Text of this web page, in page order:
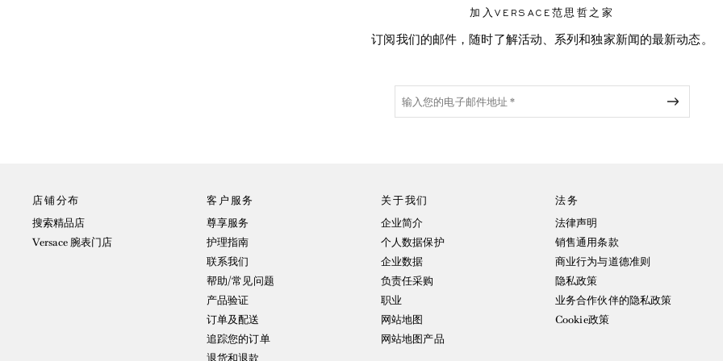
加入VERSACE范思哲之家
订阅我们的邮件，随时了解活动、系列和独家新闻的最新动态。
店铺分布
搜索精品店
Versace 腕表门店
客户服务
尊享服务
护理指南
联系我们
帮助/常见问题
产品验证
订单及配送
追踪您的订单
退货和退款
关于我们
企业简介
个人数据保护
企业数据
负责任采购
职业
网站地图
网站地图产品
法务
法律声明
销售通用条款
商业行为与道德准则
隐私政策
业务合作伙伴的隐私政策
Cookie政策